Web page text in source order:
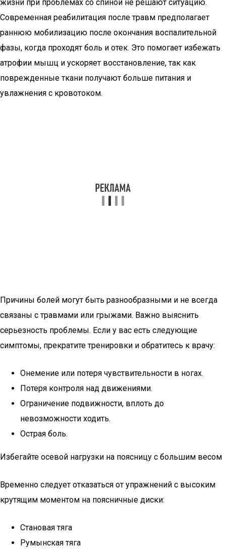
жизни при проблемах со спиной не решают ситуацию.
Современная реабилитация после травм предполагает
раннюю мобилизацию после окончания воспалительной
фазы, когда проходят боль и отек. Это помогает избежать
атрофии мышц и ускоряет восстановление, так как
поврежденные ткани получают больше питания и
увлажнения с кровотоком.
Причины болей могут быть разнообразными и не всегда
связаны с травмами или грыжами. Важно выяснить
серьезность проблемы. Если у вас есть следующие
симптомы, прекратите тренировки и обратитесь к врачу:
Онемение или потеря чувствительности в ногах.
Потеря контроля над движениями.
Ограничение подвижности, вплоть до
невозможности ходить.
Острая боль.
Избегайте осевой нагрузки на поясницу с большим весом
Временно следует отказаться от упражнений с высоким
крутящим моментом на поясничные диски:
Становая тяга
Румынская тяга